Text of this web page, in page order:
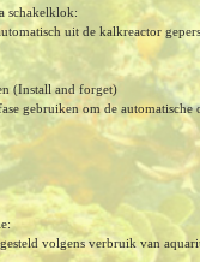
schakelklok:
uit de kalkreactor
(Install and forget)
gebruiken om de automatische
volgens verbruik van